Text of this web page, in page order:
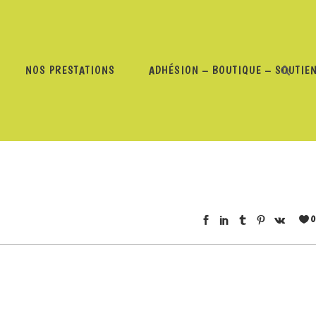
NOS PRESTATIONS ADHÉSION – BOUTIQUE –
0